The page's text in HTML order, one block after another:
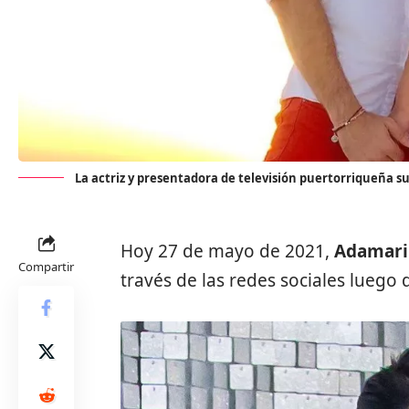
La actriz y presentadora de televisión puertorriqueña
Compartir
Hoy 27 de mayo de 2021,
través de las redes sociales luego